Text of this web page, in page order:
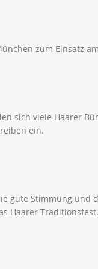
zum Einsatz
sich viele Haarer
ein.
gute Stimmung und
Haarer